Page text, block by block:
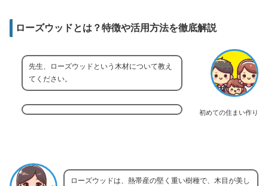
ローズウッドとは？特徴や活用方法を徹底解説
初めての住まい作り
先生、ローズウッドという木材について教え
てください。
ローズウッドは、熱帯産の堅く重い樹種で、木目が美し